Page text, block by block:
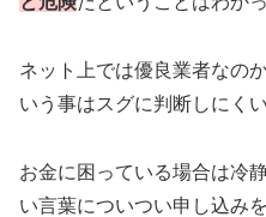
ネット上では優良業者なの
いう事はスグに判断しにく
お金に困っている場合は冷
い言葉についつい申し込み